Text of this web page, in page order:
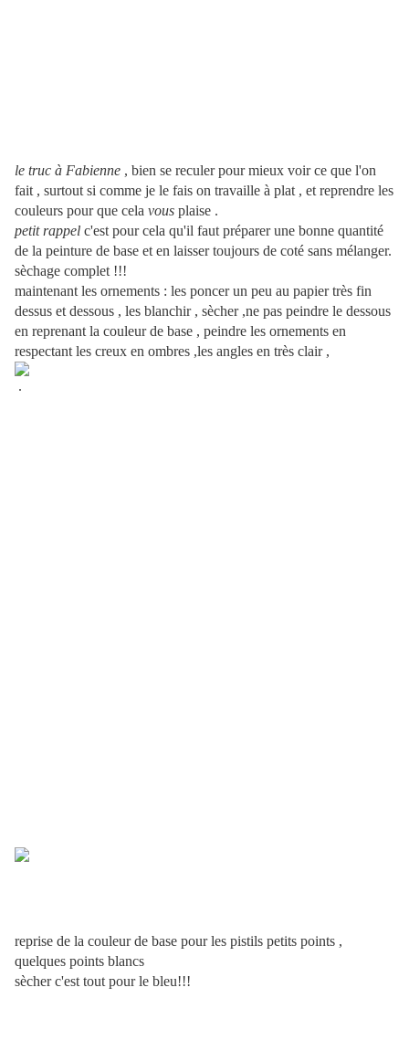
le truc à Fabienne , bien se reculer pour mieux voir ce que l'on
fait , surtout si comme je le fais on travaille à plat , et reprendre les
couleurs pour que cela vous plaise .
petit rappel c'est pour cela qu'il faut préparer une bonne quantité
de la peinture de base et en laisser toujours de coté sans mélanger.
sèchage complet !!!
maintenant les ornements : les poncer un peu au papier très fin
dessus et dessous , les blanchir , sècher ,ne pas peindre le dessous
en reprenant la couleur de base , peindre les ornements en
respectant les creux en ombres ,les angles en très clair ,
.
reprise de la couleur de base pour les pistils petits points ,
quelques points blancs
sècher c'est tout pour le bleu!!!